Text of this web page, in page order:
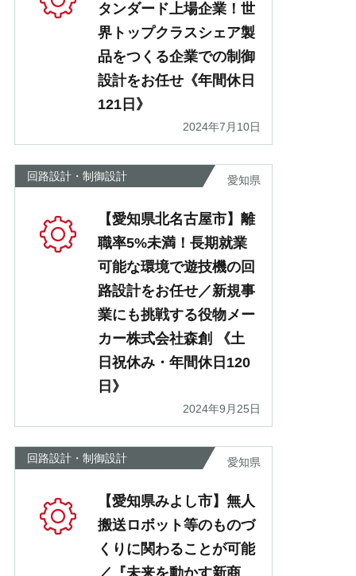
タンダード上場企業！世
界トップクラスシェア製
品をつくる企業での制御
設計をお任せ《年間休日
121日》
2024年7月10日
回路設計・制御設計 愛知県
【愛知県北名古屋市】離
職率5%未満！長期就業
可能な環境で遊技機の回
路設計をお任せ／新規事
業にも挑戦する役物メー
カー株式会社森創 《土
日祝休み・年間休日120
日》
2024年9月25日
回路設計・制御設計 愛知県
【愛知県みよし市】無人
搬送ロボット等のものづ
くりに関わることが可能